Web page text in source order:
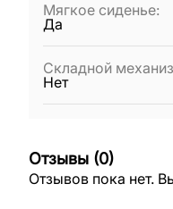
Мягкое сиденье:
Да
Складной
Нет
Отзывы (0)
Отзывов пока нет.